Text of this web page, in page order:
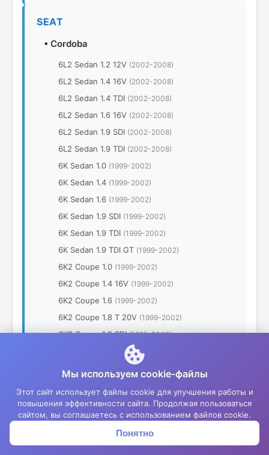
Войти
SEAT
• Cordoba
6L2 Sedan 1.2 12V (2002-2008)
6L2 Sedan 1.4 16V (2002-2008)
6L2 Sedan 1.4 TDI (2002-2008)
6L2 Sedan 1.6 16V (2002-2008)
6L2 Sedan 1.9 SDI (2002-2008)
6L2 Sedan 1.9 TDI (2002-2008)
6K Sedan 1.0 (1999-2002)
6K Sedan 1.4 (1999-2002)
6K Sedan 1.6 (1999-2002)
6K Sedan 1.9 SDI (1999-2002)
6K Sedan 1.9 TDI (1999-2002)
6K Sedan 1.9 TDI GT (1999-2002)
6K2 Coupe 1.0 (1999-2002)
6K2 Coupe 1.4 16V (1999-2002)
6K2 Coupe 1.6 (1999-2002)
6K2 Coupe 1.8 T 20V (1999-2002)
6K2 Coupe 1.9 SDI(1999-2002)
6K2 Coupe 1.9 TDI GT(1999-2002)
6K5 Wagon 1.9 SDI(1999-2002)
6K5 Wagon 1.9 TDI(1999-2002)
6K5 Wagon 1.9 TDI GT(1999-2002)
Мы используем cookie-файлы
Этот сайт использует файлы cookie для улучшения работы и
повышения эффективности сайта. Продолжая пользоваться
сайтом, вы соглашаетесь с использованием файлов cookie.
Понятно